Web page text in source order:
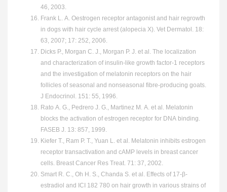
46, 2003.
Frank L. A. Oestrogen receptor antagonist and hair regrowth
in dogs with hair cycle arrest (alopecia X). Vet Dermatol. 18:
63, 2007; 17: 252, 2006.
Dicks P., Morgan C. J., Morgan P. J. et al. The localization
and characterization of insulin-like growth factor-1 receptors
and the investigation of melatonin receptors on the hair
follicles of seasonal and nonseasonal fibre-producing goats.
J Endocrinol. 151: 55, 1996.
Rato A. G., Pedrero J. G., Martinez M. A. et al. Melatonin
blocks the activation of estrogen receptor for DNA binding.
FASEB J. 13: 857, 1999.
Kiefer T., Ram P. T., Yuan L. et al. Melatonin inhibits estrogen
receptor transactivation and cAMP levels in breast cancer
cells. Breast Cancer Res Treat. 71: 37, 2002.
Smart R. C., Oh H. S., Chanda S. et al. Effects of 17-β-
estradiol and ICI 182 780 on hair growth in various strains of